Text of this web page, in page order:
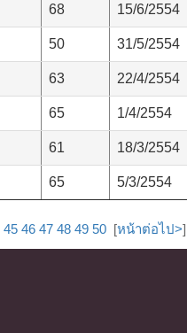
68 15/6/2554
50 31/5/2554
63 22/4/2554
65 1/4/2554
61 18/3/2554
65 5/3/2554
45 46 47 48 49 50 [หน้าต่อไป>